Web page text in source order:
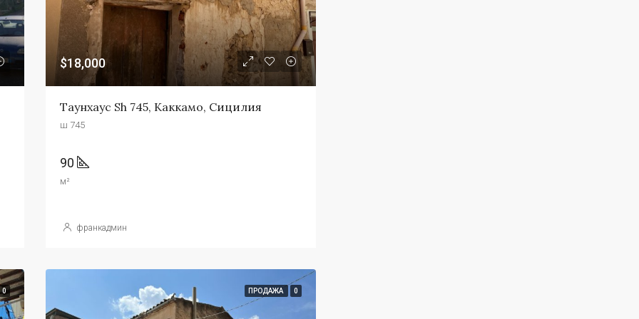
$18,000
Таунхаус Sh 745, Каккамо, Сицилия
ш 745
90
м²
франкадмин
0 ПРОДАЖА 0